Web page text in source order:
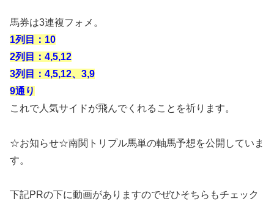
馬券は3連複フォメ。
1列目：10
2列目：4,5,12
3列目：4,5,12、3,9
9通り
これで人気サイドが飛んでくれることを祈ります。
☆お知らせ☆南関トリプル馬単の軸馬予想を公開していま
す。
下記PRの下に動画がありますのでぜひそちらもチェック